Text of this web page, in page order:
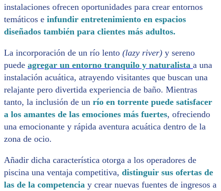
instalaciones ofrecen oportunidades para crear entornos
temáticos e infundir entretenimiento en espacios
diseñados también para clientes más adultos.
La incorporación de un río lento (lazy river) y sereno
puede agregar un entorno tranquilo y naturalista a una
instalación acuática, atrayendo visitantes que buscan una
relajante pero divertida experiencia de baño. Mientras
tanto, la inclusión de un río en torrente puede satisfacer
a los amantes de las emociones más fuertes, ofreciendo
una emocionante y rápida aventura acuática dentro de la
zona de ocio.
Añadir dicha característica otorga a los operadores de
piscina una ventaja competitiva, distinguir sus ofertas de
las de la competencia y crear nuevas fuentes de ingresos a